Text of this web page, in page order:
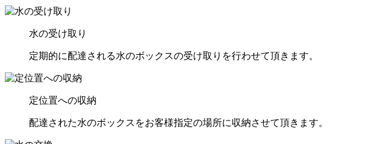
水の受け取り
定期的に配達される水のボックスの受け取りを行わせて頂きます。
定位置への収納
配達された水のボックスをお客様指定の場所に収納させて頂きます。